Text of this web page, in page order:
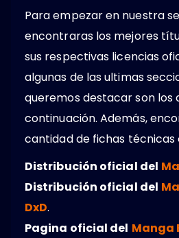
Para empezar en nuestra
encontraras los mejores
sus respectivas licencias
algunas de las ultimas
queremos destacar son los
continuación. Además,
cantidad de fichas técnicas
Distribución oficial del
Distribución oficial del
DxD.
Pagina oficial del Manga